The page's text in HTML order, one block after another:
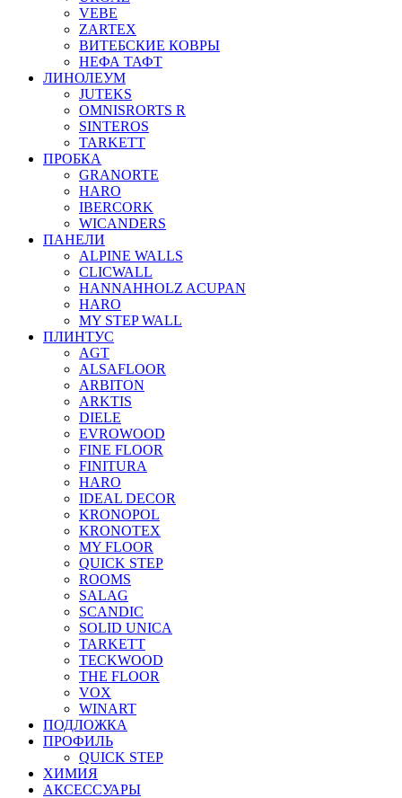
VEBE
ZARTEX
ВИТЕБСКИЕ КОВРЫ
НЕФА ТАФТ
ЛИНОЛЕУМ
JUTEKS
OMNISRORTS R
SINTEROS
TARKETT
ПРОБКА
GRANORTE
HARO
IBERCORK
WICANDERS
ПАНЕЛИ
ALPINE WALLS
CLICWALL
HANNAHHOLZ ACUPAN
HARO
MY STEP WALL
ПЛИНТУС
AGT
ALSAFLOOR
ARBITON
ARKTIS
DIELE
EVROWOOD
FINE FLOOR
FINITURA
HARO
IDEAL DECOR
KRONOPOL
KRONOTEX
MY FLOOR
QUICK STEP
ROOMS
SALAG
SCANDIC
SOLID UNICA
TARKETT
TECKWOOD
THE FLOOR
VOX
WINART
ПОДЛОЖКА
ПРОФИЛЬ
QUICK STEP
ХИМИЯ
АКСЕССУАРЫ